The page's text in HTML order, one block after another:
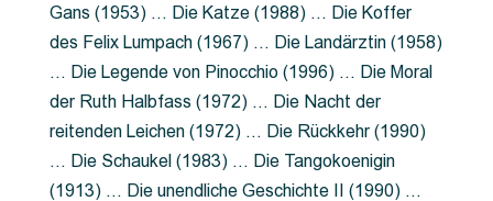
Gans (1953) … Die Katze (1988) … Die Koffer
des Felix Lumpach (1967) … Die Landärztin (1958)
… Die Legende von Pinocchio (1996) … Die Moral
der Ruth Halbfass (1972) … Die Nacht der
reitenden Leichen (1972) … Die Rückkehr (1990)
… Die Schaukel (1983) … Die Tangokoenigin
(1913) … Die unendliche Geschichte II (1990) …